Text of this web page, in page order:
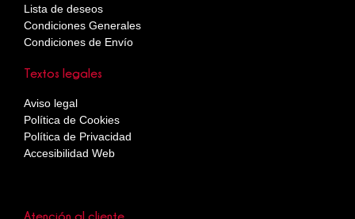
Atención al cliente
Lista de deseos
Condiciones Generales
Condiciones de Envío
Textos legales
Aviso legal
Política de Cookies
Política de Privacidad
Accesibilidad Web